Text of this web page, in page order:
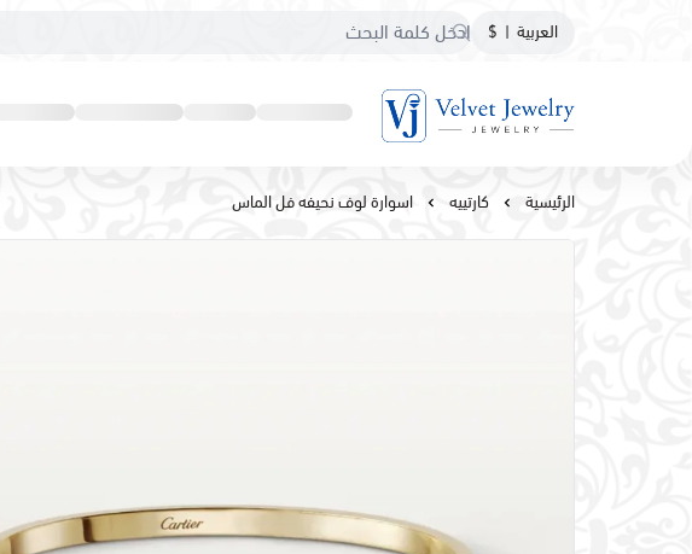
العربية |
$
مجوهرات مخمليه
الرئيسية كارتييه اسوارة لوف نحيفه فل الماس